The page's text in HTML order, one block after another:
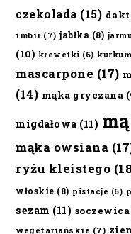
czekolada (15)
imbir (7) jabłka (8)
(10) krewetki (6)
mascarpone (17)
(14) mąka gryczana
migdałowa (11)
mąka owsiana
ryżu kleistego
włoskie (8) pistacje (6)
sezam (11) soczewica
wegetariańskie (7)